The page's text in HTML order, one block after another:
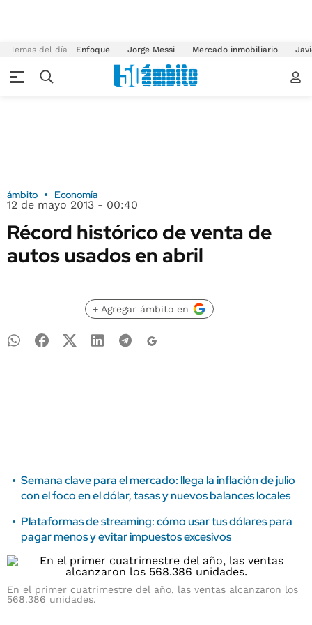
Temas del día Enfoque Jorge Messi Mercado inmobiliario
ámbito Economía
12 de mayo 2013 - 00:40
Récord histórico de venta de
autos usados en abril
+ Agregar ámbito en
Semana clave para el mercado: llega la inflación de julio
con el foco en el dólar, tasas y nuevos balances locales
Plataformas de streaming: cómo usar tus dólares para
pagar menos y evitar impuestos excesivos
En el primer cuatrimestre del año, las ventas alcanzaron los
568.386 unidades.